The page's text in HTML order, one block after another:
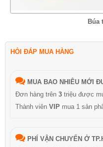
Búa
HỎI ĐÁP MUA HÀNG
MUA BAO NHIÊU MỚI
Đơn hàng trên 3 triệu được
Thành viên VIP mua 1 sản
PHÍ VẬN CHUYỂN Ở